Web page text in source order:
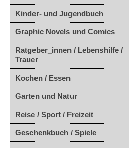
Kinder- und Jugendbuch
Graphic Novels und Comics
Ratgeber_innen / Lebenshilfe /
Trauer
Kochen / Essen
Garten und Natur
Reise / Sport / Freizeit
Geschenkbuch / Spiele